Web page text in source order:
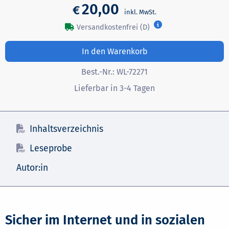
€20,00
Versandkostenfrei (D)
In den Warenkorb
Best.-Nr.: WL-72271
Lieferbar in 3-4 Tagen
Inhaltsverzeichnis
Leseprobe
Autor:in
Sicher im Internet und in sozialen